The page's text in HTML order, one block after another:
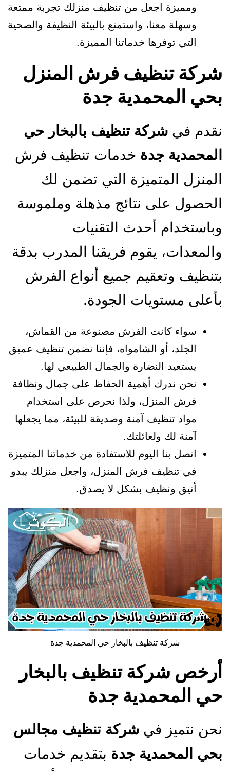
ومميزة اجعل من تنظيف منزلك تجربة ممتعة
وسهلة معنا، واستمتع بالبيئة النظيفة والصحية
التي توفرها خدماتنا المميزة.
شركة تنظيف فرش المنزل
بحي المحمدية جدة
نقدم في شركة تنظيف بالبخار حي
المحمدية جدة خدمات تنظيف فرش
المنزل المتميزة التي تضمن لك
الحصول على نتائج مذهلة وملموسة
وباستخدام أحدث التقنيات
والمعدات، يقوم فريقنا المدرب بدقة
بتنظيف وتعقيم جميع أنواع الفرش
بأعلى مستويات الجودة.
سواء كانت الفرش مصنوعة من القماش،
الجلد، أو الشامواه، فإننا نضمن تنظيف عميق
يستعيد النضارة والجمال الطبيعي لها.
نحن ندرك أهمية الحفاظ على جمال ونظافة
فرش المنزل، ولذا نحرص على استخدام
مواد تنظيف آمنة وصديقة للبيئة، مما يجعلها
آمنة لك ولعائلتك.
اتصل بنا اليوم للاستفادة من خدماتنا المتميزة
في تنظيف فرش المنزل، واجعل منزلك يبدو
أنيق ونظيف بشكل لا يصدق.
شركة تنظيف بالبخار حي المحمدية جدة
أرخص شركة تنظيف بالبخار
حي المحمدية جدة
نحن نتميز في شركة تنظيف مجالس
بحي المحمدية جدة بتقديم خدمات